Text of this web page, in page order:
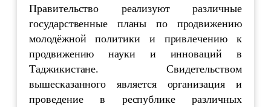
Правительство реализуют различные
государственные планы по продвижению
молодёжной политики и привлечению к
продвижению науки и инноваций в
Таджикистане. Свидетельством
вышесказанного является организация и
проведение в республике различных